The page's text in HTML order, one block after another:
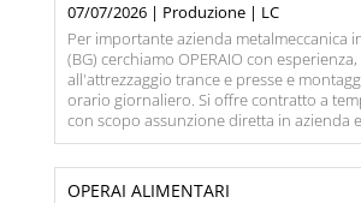
07/07/2026 | Produzione | LC
Per importante azienda metalmeccanica
(BG) cerchiamo OPERAIO con
all'attrezzaggio trance e presse e
orario giornaliero. Si offre contratto a
con scopo assunzione diretta in azienda e
OPERAI ALIMENTARI